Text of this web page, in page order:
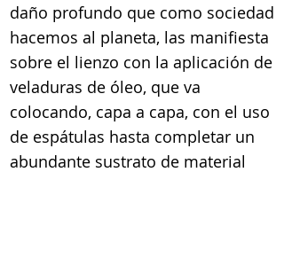
daño profundo que como sociedad
hacemos al planeta, las manifiesta
sobre el lienzo con la aplicación de
veladuras de óleo, que va
colocando, capa a capa, con el uso
de espátulas hasta completar un
abundante sustrato de material